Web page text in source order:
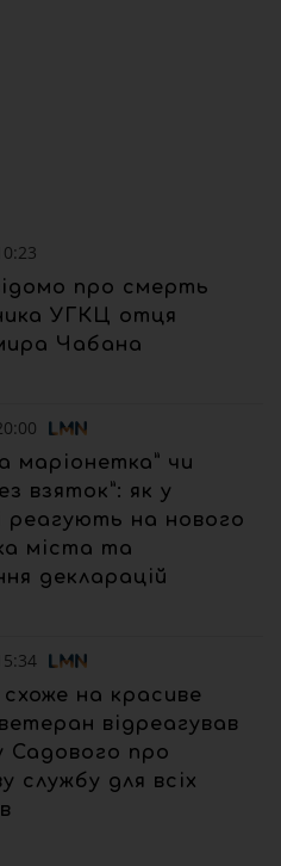
про смерть
УГКЦ отця
Чабана
маріонетка” чи
взяток”: як у
реагують на нового
міста та
декларацій
схоже на красиве
відреагував
Садового про
службу для всіх